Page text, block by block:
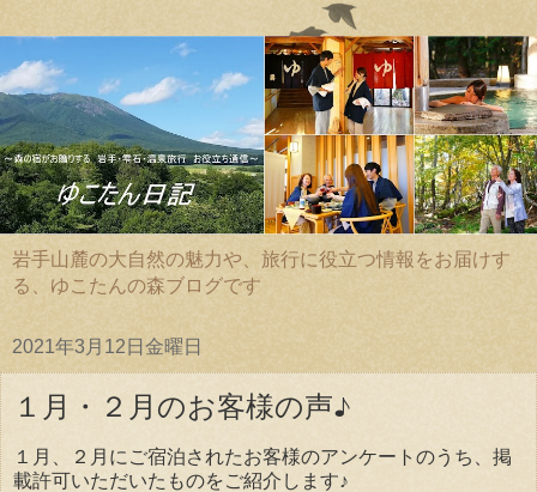
岩手山麓の大自然の魅力や、旅行に役立つ情報をお届けす
る、ゆこたんの森ブログです
2021年3月12日金曜日
１月・２月のお客様の声♪
１月、２月にご宿泊されたお客様のアンケートのうち、掲
載許可いただいたものをご紹介します♪